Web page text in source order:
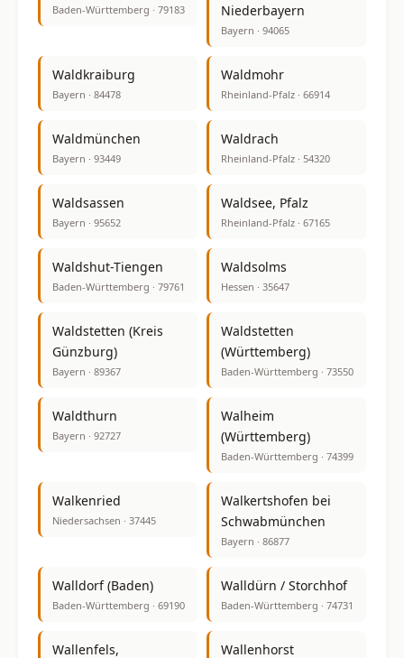
Baden-Württemberg · 79183
Niederbayern
Bayern · 94065
Waldkraiburg
Bayern · 84478
Waldmohr
Rheinland-Pfalz · 66914
Waldmünchen
Bayern · 93449
Waldrach
Rheinland-Pfalz · 54320
Waldsassen
Bayern · 95652
Waldsee, Pfalz
Rheinland-Pfalz · 67165
Waldshut-Tiengen
Baden-Württemberg · 79761
Waldsolms
Hessen · 35647
Waldstetten (Kreis
Günzburg)
Bayern · 89367
Waldstetten
(Württemberg)
Baden-Württemberg · 73550
Waldthurn
Bayern · 92727
Walheim
(Württemberg)
Baden-Württemberg · 74399
Walkenried
Niedersachsen · 37445
Walkertshofen bei
Schwabmünchen
Bayern · 86877
Walldorf (Baden)
Baden-Württemberg · 69190
Walldürn / Storchhof
Baden-Württemberg · 74731
Wallenfels, Wallenhorst